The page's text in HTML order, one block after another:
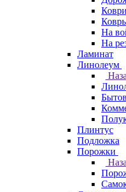
На
На
Ламинат
Линолеум
Плинтус
Подложка
Порожки